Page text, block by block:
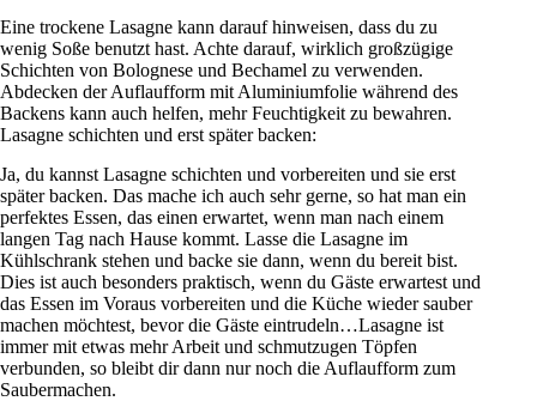
Eine trockene Lasagne kann darauf hinweisen, dass du zu
wenig Soße benutzt hast. Achte darauf, wirklich großzügige
Schichten von Bolognese und Bechamel zu verwenden.
Abdecken der Auflaufform mit Aluminiumfolie während des
Backens kann auch helfen, mehr Feuchtigkeit zu bewahren.
Lasagne schichten und erst später backen:
Ja, du kannst Lasagne schichten und vorbereiten und sie erst
später backen. Das mache ich auch sehr gerne, so hat man ein
perfektes Essen, das einen erwartet, wenn man nach einem
langen Tag nach Hause kommt. Lasse die Lasagne im
Kühlschrank stehen und backe sie dann, wenn du bereit bist.
Dies ist auch besonders praktisch, wenn du Gäste erwartest und
das Essen im Voraus vorbereiten und die Küche wieder sauber
machen möchtest, bevor die Gäste eintrudeln…Lasagne ist
immer mit etwas mehr Arbeit und schmutzugen Töpfen
verbunden, so bleibt dir dann nur noch die Auflaufform zum
Saubermachen.